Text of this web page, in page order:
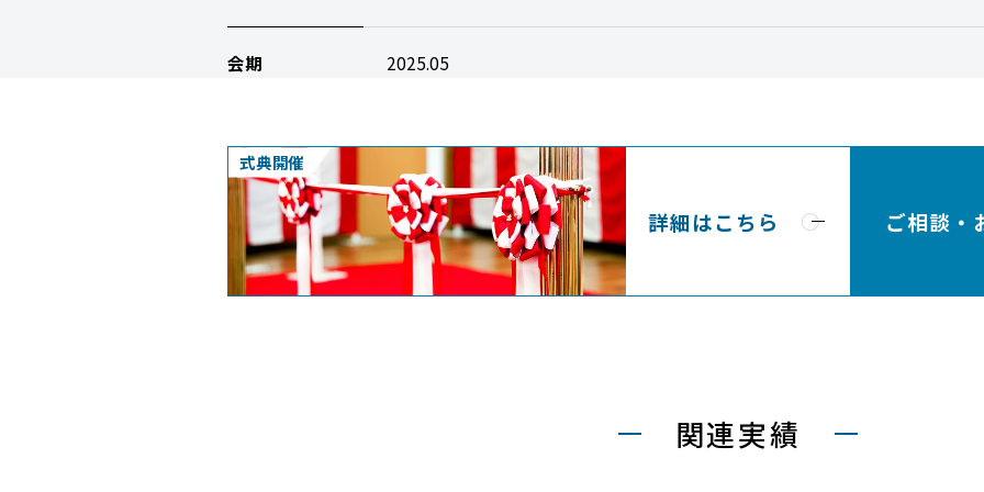
会期 2025.05
式典開催
詳細はこちら ご相談・
関連実績